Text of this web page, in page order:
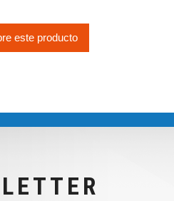
este producto